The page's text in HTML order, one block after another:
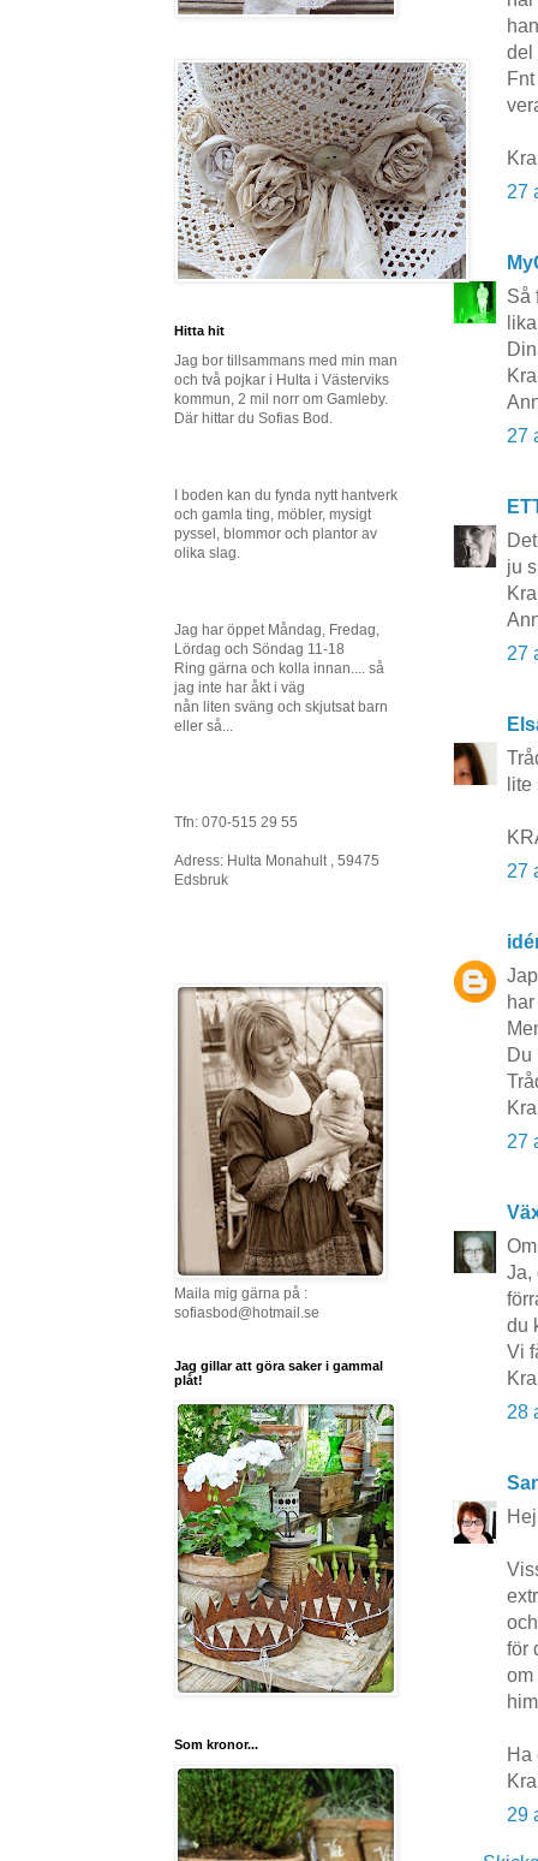
del
27
Så
27
ju
27
27
Du
27
Ja,
du
Vi
28
för
om
Ha
29
Hitta hit
Jag bor tillsammans med min man
och två pojkar i Hulta i Västerviks
kommun, 2 mil norr om Gamleby.
Där hittar du Sofias Bod.
I boden kan du fynda nytt hantverk
och gamla ting, möbler, mysigt
pyssel, blommor och plantor av
olika slag.
Jag har öppet Måndag, Fredag,
Lördag och Söndag 11-18
Ring gärna och kolla innan.... så
jag inte har åkt i väg
nån liten sväng och skjutsat barn
eller så...
Tfn: 070-515 29 55
Adress: Hulta Monahult , 59475
Edsbruk
Maila mig gärna på :
sofiasbod@hotmail.se
Jag gillar att göra saker i gammal
plåt!
Som kronor...